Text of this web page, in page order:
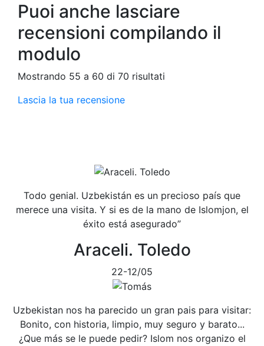
Puoi anche lasciare
recensioni compilando il
modulo
Mostrando 55 a 60 di 70 risultati
Lascia la tua recensione
Todo genial. Uzbekistán es un precioso país que
merece una visita. Y si es de la mano de Islomjon, el
éxito está asegurado”
Araceli. Toledo
22-12/05
Uzbekistan nos ha parecido un gran pais para visitar:
Bonito, con historia, limpio, muy seguro y barato...
¿Que más se le puede pedir? Islom nos organizo el